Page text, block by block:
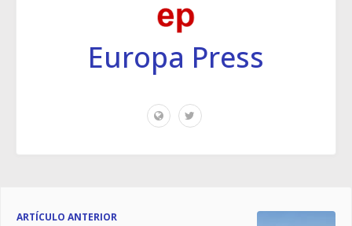
Europa Press
ARTÍCULO ANTERIOR